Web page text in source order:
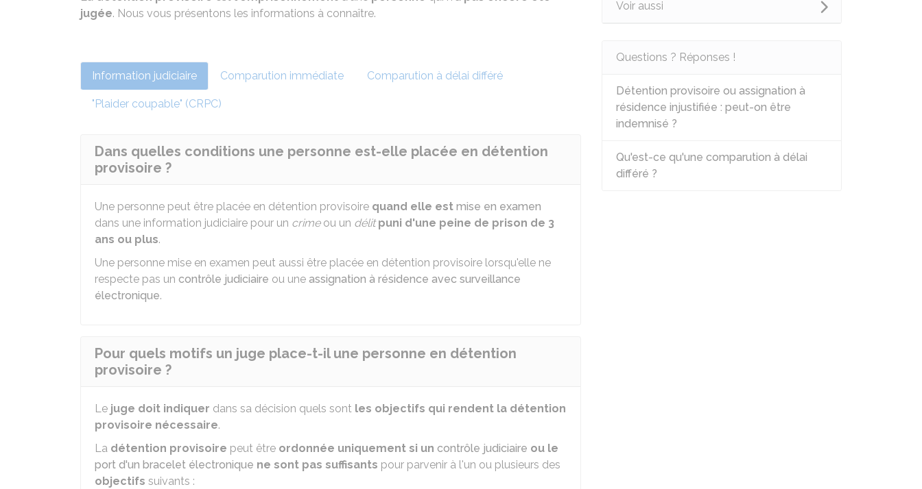
jugée. Nous vous présentons les informations à connaître.
Information judiciaire Comparution immédiate Comparution à délai différé
"Plaider coupable" (CRPC)
Dans quelles conditions une personne est-elle placée en détention
provisoire ?
Une personne peut être placée en détention provisoire quand elle est mise en examen
dans une information judiciaire pour un crimeou un délitpuni d'une peine de prison de 3
ans ou plus.
Une personne mise en examen peut aussi être placée en détention provisoire lorsqu'elle ne
respecte pas un contrôle judiciaire ou une assignation à résidence avec surveillance
électronique.
Pour quels motifs un juge place-t-il une personne en détention
provisoire ?
Le juge doit indiquer dans sa décision quels sont les objectifs qui rendent la détention
provisoire nécessaire.
La détention provisoire peut être ordonnée uniquement si un contrôle judiciaire ou le
port d'un bracelet électronique ne sont pas suffisants pour parvenir à l'un ou plusieurs des
objectifs suivants :
Voir aussi
Questions ? Réponses !
Détention provisoire ou assignation à
résidence injustifiée : peut-on être
indemnisé ?
Qu'est-ce qu'une comparution à délai
différé ?